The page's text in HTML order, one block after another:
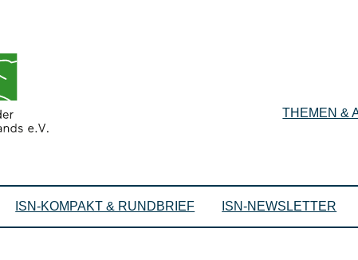
THEMEN &
ISN-KOMPAKT & RUNDBRIEF ISN-NEWSLETTER